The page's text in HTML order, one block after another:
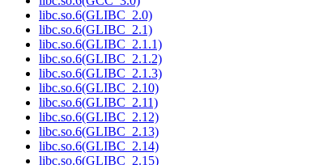
libc.so.6(GLIBC_2.0)
libc.so.6(GLIBC_2.1)
libc.so.6(GLIBC_2.1.1)
libc.so.6(GLIBC_2.1.2)
libc.so.6(GLIBC_2.1.3)
libc.so.6(GLIBC_2.10)
libc.so.6(GLIBC_2.11)
libc.so.6(GLIBC_2.12)
libc.so.6(GLIBC_2.13)
libc.so.6(GLIBC_2.14)
libc.so.6(GLIBC_2.15)